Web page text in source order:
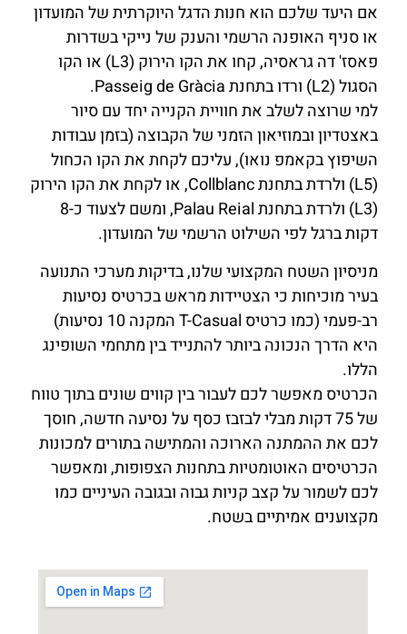
אם היעד שלכם הוא חנות הדגל היוקרתית של המועדון
או סניף האופנה הרשמי והענק של נייקי בשדרות
פאסז' דה גראסיה, קחו את הקו הירוק (L3) או הקו
הסגול (L2) ורדו בתחנת Passeig de Gràcia.
למי שרוצה לשלב את חוויית הקנייה יחד עם סיור
באצטדיון ובמוזיאון הזמני של הקבוצה (בזמן עבודות
השיפוץ בקאמפ נואו), עליכם לקחת את הקו הכחול
(L5) ולרדת בתחנת Collblanc, או לקחת את הקו הירוק
(L3) ולרדת בתחנת Palau Reial, ומשם לצעוד כ-8
דקות ברגל לפי השילוט הרשמי של המועדון.
מניסיון השטח המקצועי שלנו, בדיקות מערכי התנועה
בעיר מוכיחות כי הצטיידות מראש בכרטיס נסיעות
רב-פעמי (כמו כרטיס T-Casual המקנה 10 נסיעות)
היא הדרך הנכונה ביותר להתנייד בין מתחמי השופינג
הללו.
הכרטיס מאפשר לכם לעבור בין קווים שונים בתוך טווח
של 75 דקות מבלי לבזבז כסף על נסיעה חדשה, חוסך
לכם את ההמתנה הארוכה והמתישה בתורים למכונות
הכרטיסים האוטומטיות בתחנות הצפופות, ומאפשר
לכם לשמור על קצב קניות גבוה ובגובה העיניים כמו
מקצוענים אמיתיים בשטח.